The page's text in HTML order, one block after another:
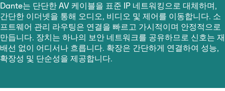
Dante는 단단한 AV 케이블을 표준 IP 네트워킹으로 대체하며,
간단한 이더넷을 통해 오디오, 비디오 및 제어를 이동합니다. 소
프트웨어 관리 라우팅은 연결을 빠르고 가시적이며 안정적으로
만듭니다. 장치는 하나의 보안 네트워크를 공유하므로 신호는 재
배선 없이 어디서나 흐릅니다. 확장은 간단하게 연결하여 성능,
확장성 및 단순성을 제공합니다.